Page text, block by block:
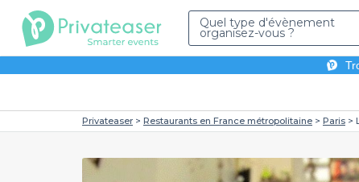
Quel type d'évènement
organisez-vous ?
Privateaser Restaurants en France métropolitaine Paris